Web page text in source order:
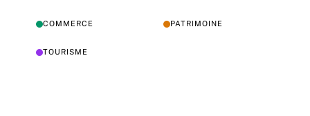
COMMERCE PATRIMOINE
TOURISME